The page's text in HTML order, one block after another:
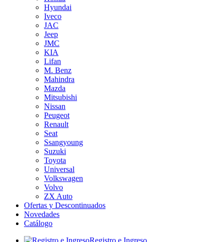
Hyundai
Iveco
JAC
Jeep
JMC
KIA
Lifan
M. Benz
Mahindra
Mazda
Mitsubishi
Nissan
Peugeot
Renault
Seat
Ssangyoung
Suzuki
Toyota
Universal
Volkswagen
Volvo
ZX Auto
Ofertas y Descontinuados
Novedades
Catálogo
Registro e Ingreso